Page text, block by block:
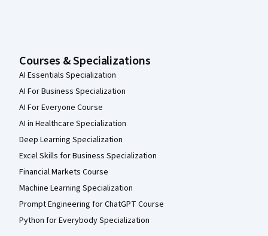
Courses & Specializations
AI Essentials Specialization
AI For Business Specialization
AI For Everyone Course
AI in Healthcare Specialization
Deep Learning Specialization
Excel Skills for Business Specialization
Financial Markets Course
Machine Learning Specialization
Prompt Engineering for ChatGPT Course
Python for Everybody Specialization